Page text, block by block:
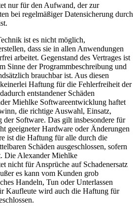
nur für den Aufwand, der zur
bei regelmäßiger Datensicherung durch
ist es nicht möglich,
dass sie in allen Anwendungen
arbeitet. Gegenstand des Vertrages ist
Sinne der Programmbeschreibung und
brauchbar ist. Aus diesen
Haftung für die Fehlerfreiheit der
entstandener Schäden
Miehlke Softwareentwicklung haftet
die richtige Auswahl, Einsatz,
Software. Das gilt insbesondere für
geeigneter Hardware oder Änderungen
ist die Haftung für alle durch die
Schäden ausgeschlossen, sofern
Die Alexander Miehlke
nicht für Ansprüche auf Schadenersatz
es kann vom Kunden grob
Handeln, Tun oder Unterlassen
Kaufleute wird auch die Haftung für